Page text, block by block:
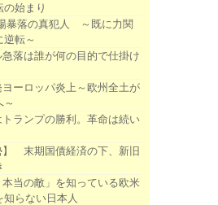
の始まり
暴落の真犯人 ～既に力関
逆転～
落は誰が何の目的で仕掛け
ヨーロッパ炎上～欧州全土が
～
ランプの勝利。革命は続い
】 末期国債経済の下、新旧
本当の敵」を知っている欧米
知らない日本人